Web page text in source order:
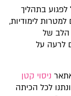
בתהליך
לימודיות,
הלב של
לרעה על
ניסוי קטן
לכל הכיתה